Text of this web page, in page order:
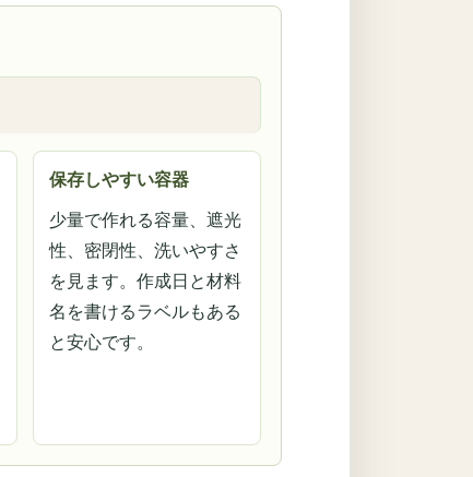
保存しやすい容器
少量で作れる容量、遮光
性、密閉性、洗いやすさ
を見ます。作成日と材料
名を書けるラベルもある
と安心です。